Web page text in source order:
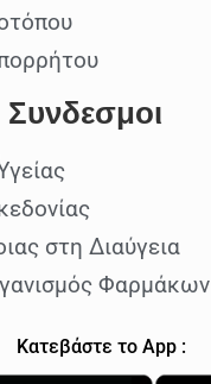
Συνδεσμοι
στη Διαύγεια
Φαρμάκων
Κατεβάστε το App :